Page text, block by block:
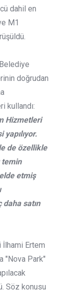
dahil en
M1
doğrudan
kullandı:
Hizmetleri
de özellikle
temin
etmiş
satın
İlhami Ertem
"Nova Park"
Söz konusu